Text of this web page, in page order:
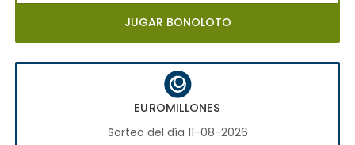
JUGAR BONOLOTO
EUROMILLONES
Sorteo del día 11-08-2026